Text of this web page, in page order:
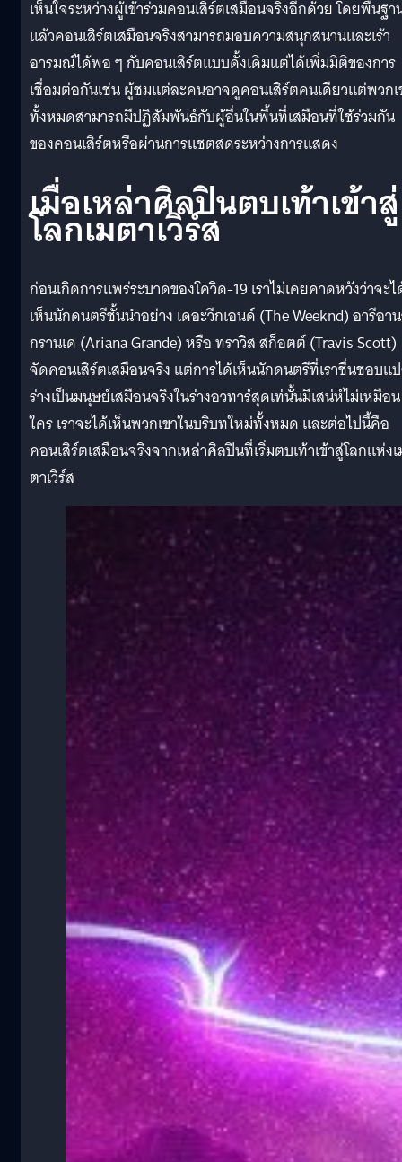
เห็นใจระหว่างผู้เข้าร่วมคอนเสิร์ตเสมือนจริงอีกด้วย โดยพื้นฐา
แล้วคอนเสิร์ตเสมือนจริงสามารถมอบความสนุกสนานและเร้า
อารมณ์ได้พอ ๆ กับคอนเสิร์ตแบบดั้งเดิมแต่ได้เพิ่มมิติของการ
เชื่อมต่อกันเช่น ผู้ชมแต่ละคนอาจดูคอนเสิร์ตคนเดียวแต่พวกเ
ทั้งหมดสามารถมีปฏิสัมพันธ์กับผู้อื่นในพื้นที่เสมือนที่ใช้ร่วมกัน
ของคอนเสิร์ตหรือผ่านการแชตสดระหว่างการแสดง
เมื่อเหล่าศิลปินตบเท้าเข้าสู่
โลกเมตาเวิร์ส
ก่อนเกิดการแพร่ระบาดของโควิด-19 เราไม่เคยคาดหวังว่าจะ
เห็นนักดนตรีชั้นนำอย่าง เดอะวีกเอนด์ (The Weeknd) อารีอา
กรานเด (Ariana Grande) หรือ ทราวิส สก็อตต์ (Travis Scott)
จัดคอนเสิร์ตเสมือนจริง แต่การได้เห็นนักดนตรีที่เราชื่นชอบแ
ร่างเป็นมนุษย์เสมือนจริงในร่างอวทาร์สุดเท่นั้นมีเสน่ห์ไม่เหมือน
ใคร เราจะได้เห็นพวกเขาในบริบทใหม่ทั้งหมด และต่อไปนี้คือ
คอนเสิร์ตเสมือนจริงจากเหล่าศิลปินที่เริ่มตบเท้าเข้าสู่โลกแห่ง
ตาเวิร์ส